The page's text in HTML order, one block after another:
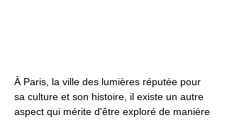
À Paris, la ville des lumières réputée pour
sa culture et son histoire, il existe un autre
aspect qui mérite d'être exploré de manière